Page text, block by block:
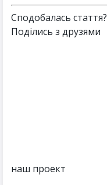
Сподобалась стаття?
Поділись з друзями
наш проект